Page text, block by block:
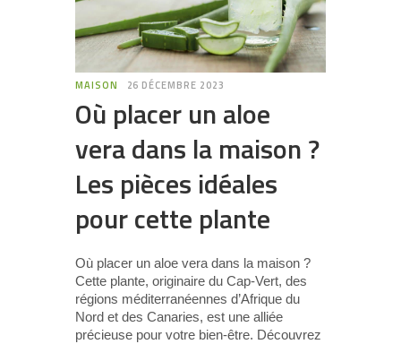
MAISON 26 DÉCEMBRE 2023
Où placer un aloe
vera dans la maison ?
Les pièces idéales
pour cette plante
Où placer un aloe vera dans la maison ?
Cette plante, originaire du Cap-Vert, des
régions méditerranéennes d’Afrique du
Nord et des Canaries, est une alliée
précieuse pour votre bien-être. Découvrez